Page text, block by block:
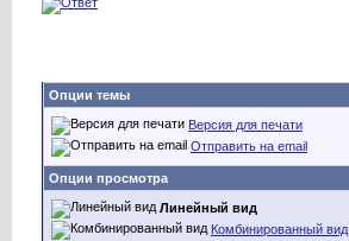
Опции темы
Версия для печати
Отправить на email
Опции просмотра
Линейный вид
Комбинированный вид